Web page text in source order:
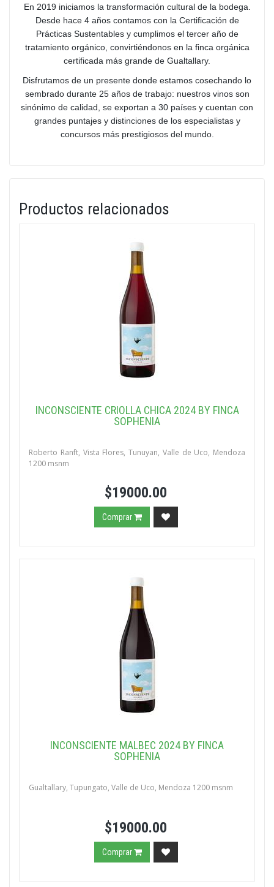
En 2019 iniciamos la transformación cultural de la bodega.
Desde hace 4 años contamos con la Certificación de
Prácticas Sustentables y cumplimos el tercer año de
tratamiento orgánico, convirtiéndonos en la finca orgánica
certificada más grande de Gualtallary.
Disfrutamos de un presente donde estamos cosechando lo
sembrado durante 25 años de trabajo: nuestros vinos son
sinónimo de calidad, se exportan a 30 países y cuentan con
grandes puntajes y distinciones de los especialistas y
concursos más prestigiosos del mundo.
Productos relacionados
INCONSCIENTE CRIOLLA CHICA 2024 BY FINCA
SOPHENIA
Roberto Ranft, Vista Flores, Tunuyan, Valle de Uco, Mendoza
1200 msnm
$19000.00
Comprar
INCONSCIENTE MALBEC 2024 BY FINCA
SOPHENIA
Gualtallary, Tupungato, Valle de Uco, Mendoza 1200 msnm
$19000.00
Comprar